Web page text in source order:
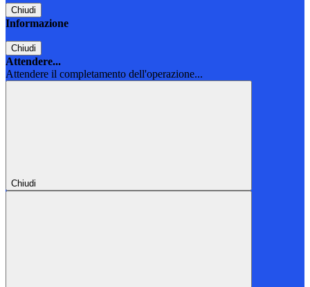
Chiudi
Informazione
Chiudi
Attendere...
Attendere il completamento dell'operazione...
Chiudi